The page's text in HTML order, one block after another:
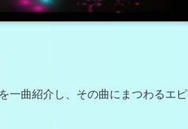
一曲紹介し、その曲にまつわるエピ